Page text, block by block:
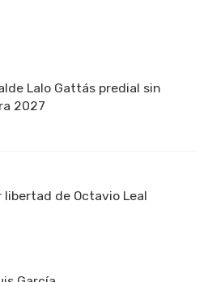
Lalo Gattás predial sin
2027
libertad de Octavio Leal